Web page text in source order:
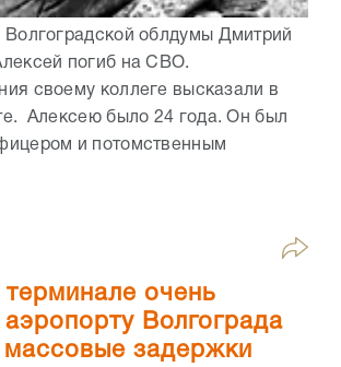
Волгоградской облдумы Дмитрий
погиб на СВО.
своему коллеге высказали в
Алексею было 24 года. Он был
и потомственным
очень
аэропорту Волгограда
массовые задержки